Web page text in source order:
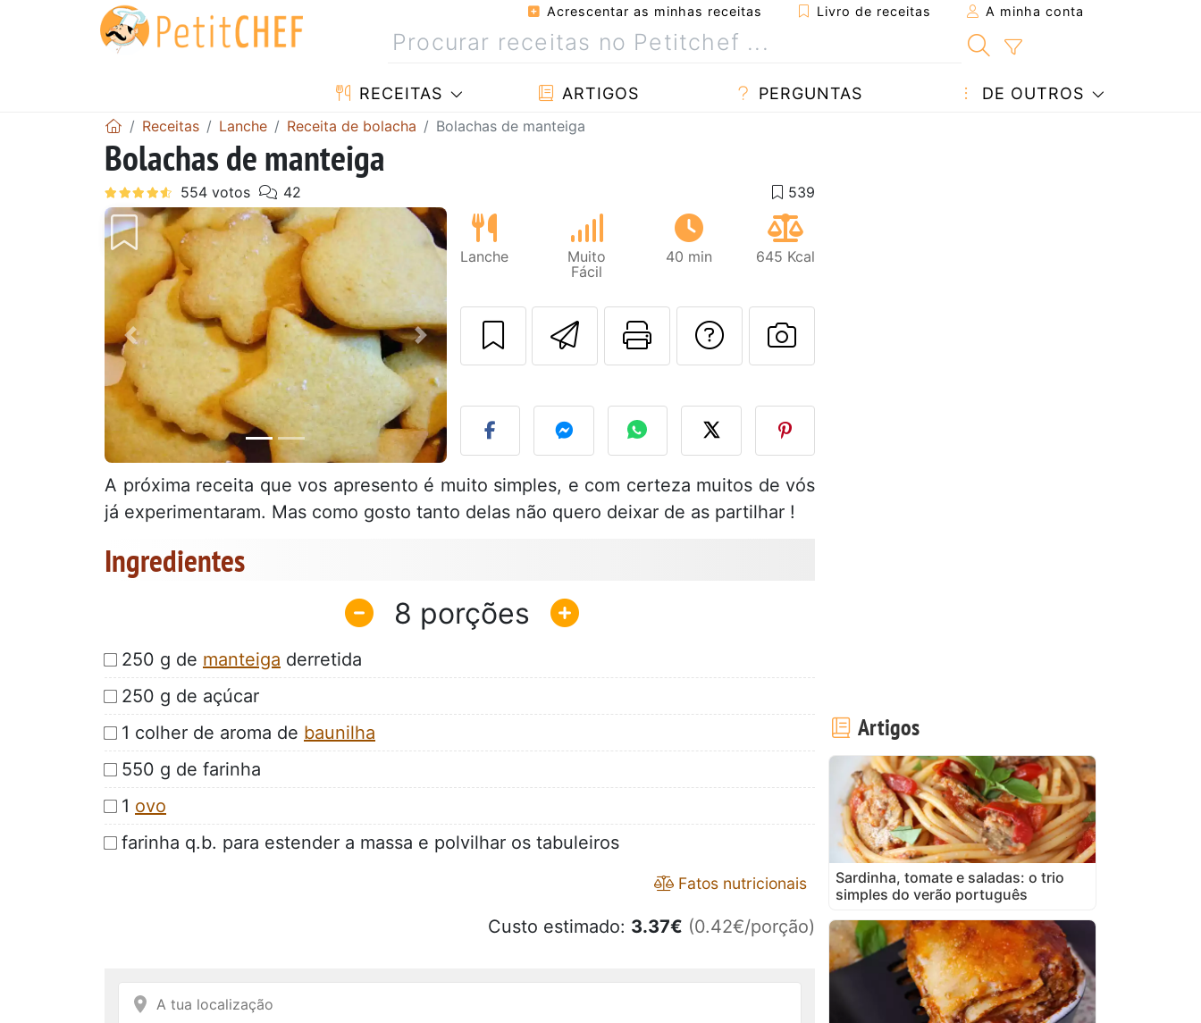
Acrescentar as minhas receitas Livro de receitas A minha conta
RECEITAS ARTIGOS PERGUNTAS DE OUTROS
Receitas Lanche Receita de bolacha Bolachas de manteiga
Bolachas de manteiga
Anterior Next
Lanche
Muito
Fácil
40 min 645 Kcal
Enviar esta receita a um amigo
Imprima esta página
Falar com o autor da receita
Fez esta receita? Compartilhe
A próxima receita que vos apresento é muito simples, e com certeza muitos de vós
já experimentaram. Mas como gosto tanto delas não quero deixar de as partilhar !
Ingredientes
8
250 g de manteiga derretida
250 g de açúcar
1 colher de aroma de baunilha
550 g de farinha
1 ovo
farinha q.b. para estender a massa e polvilhar os tabuleiros
Fatos nutricionais
Custo estimado: 3.37€ (0.42€/porção)
Artigos
Sardinha, tomate e saladas: o trio
simples do verão português